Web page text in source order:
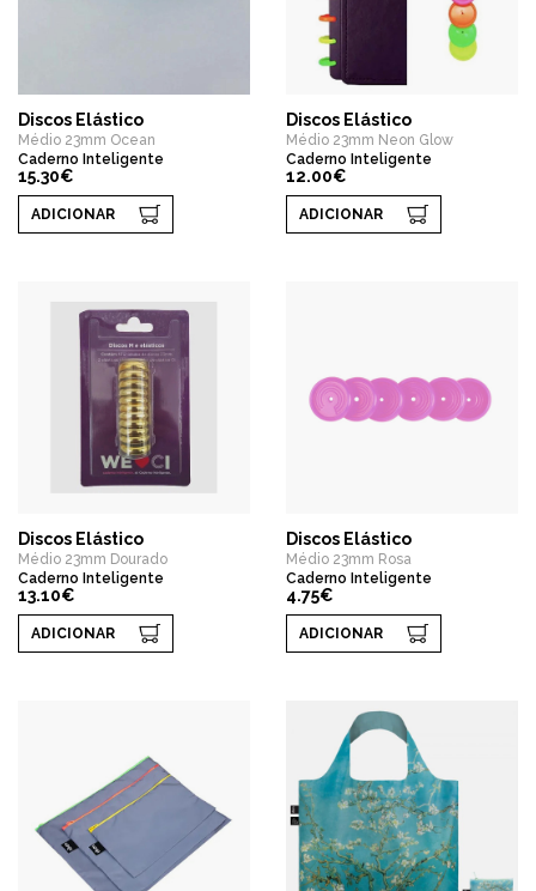
Discos Elástico
Médio 23mm Ocean
Caderno Inteligente
15.30€
ADICIONAR
Discos Elástico
Médio 23mm Neon Glow
Caderno Inteligente
12.00€
ADICIONAR
Discos Elástico
Médio 23mm Dourado
Caderno Inteligente
13.10€
ADICIONAR
Discos Elástico
Médio 23mm Rosa
Caderno Inteligente
4.75€
ADICIONAR